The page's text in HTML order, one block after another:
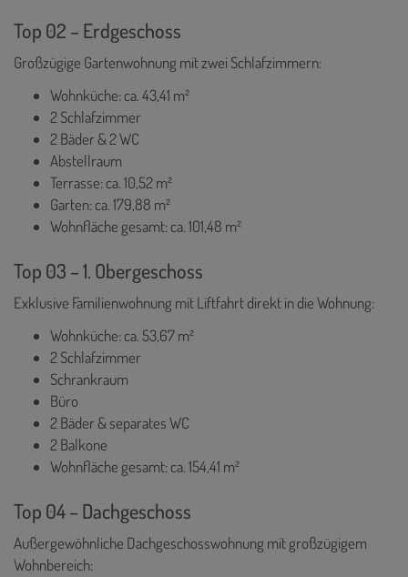
Top 02 – Erdgeschoss
Großzügige Gartenwohnung mit zwei Schlafzimmern:
Wohnküche: ca. 43,41 m²
2 Schlafzimmer
2 Bäder & 2 WC
Abstellraum
Terrasse: ca. 10,52 m²
Garten: ca. 179,88 m²
Wohnfläche gesamt: ca. 101,48 m²
Top 03 – 1. Obergeschoss
Exklusive Familienwohnung mit Liftfahrt direkt in die Wohnung:
Wohnküche: ca. 53,67 m²
2 Schlafzimmer
Schrankraum
Büro
2 Bäder & separates WC
2 Balkone
Wohnfläche gesamt: ca. 154,41 m²
Top 04 – Dachgeschoss
Außergewöhnliche Dachgeschosswohnung mit großzügigem
Wohnbereich: